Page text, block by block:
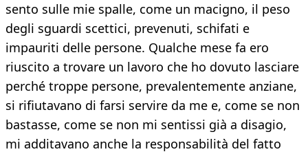
sento sulle mie spalle, come un macigno, il peso
degli sguardi scettici, prevenuti, schifati e
impauriti delle persone. Qualche mese fa ero
riuscito a trovare un lavoro che ho dovuto lasciare
perché troppe persone, prevalentemente anziane,
si rifiutavano di farsi servire da me e, come se non
bastasse, come se non mi sentissi già a disagio,
mi additavano anche la responsabilità del fatto